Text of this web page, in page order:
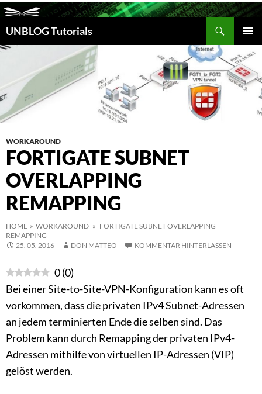
UNBLOG Tutorials
Suchen
WORKAROUND
FORTIGATE SUBNET
OVERLAPPING
REMAPPING
HOME » WORKAROUND » FORTIGATE SUBNET OVERLAPPING
REMAPPING
25. 05. 2016
DON MATTEO KOMMENTAR HINTERLASSEN
0(0)
Bei einer Site-to-Site-VPN-Konfiguration kann es oft
vorkommen, dass die privaten IPv4 Subnet-Adressen
an jedem terminierten Ende die selben sind. Das
Problem kann durch Remapping der privaten IPv4-
Adressen mithilfe von virtuellen IP-Adressen (VIP)
gelöst werden.